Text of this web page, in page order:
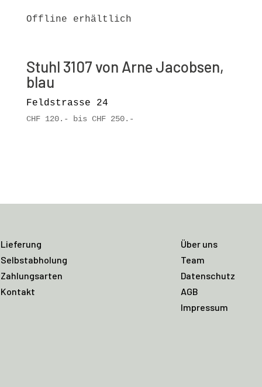
Offline erhältlich
Stuhl 3107 von Arne Jacobsen,
blau
Feldstrasse 24
CHF 120.- bis CHF 250.-
Lieferung
Selbstabholung
Zahlungsarten
Kontakt
Über uns
Team
Datenschutz
AGB
Impressum